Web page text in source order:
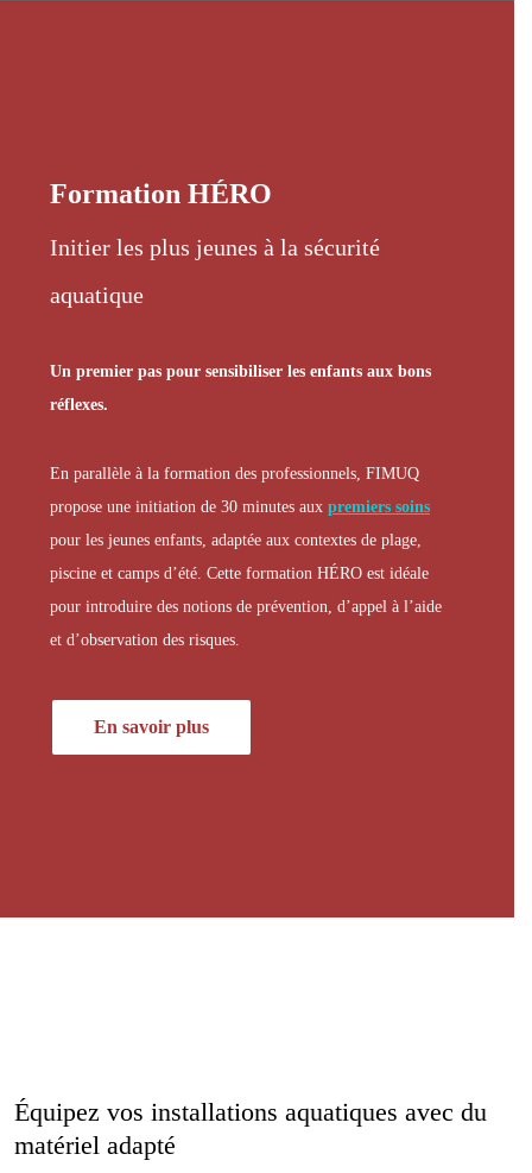
Formation HÉRO
Initier les plus jeunes à la sécurité
aquatique
Un premier pas pour sensibiliser les enfants aux bons
réflexes.
En parallèle à la formation des professionnels, FIMUQ
propose une initiation de 30 minutes aux premiers soins
pour les jeunes enfants, adaptée aux contextes de plage,
piscine et camps d’été. Cette formation HÉRO est idéale
pour introduire des notions de prévention, d’appel à l’aide
et d’observation des risques.
En savoir plus
Équipez vos installations aquatiques avec du
matériel adapté